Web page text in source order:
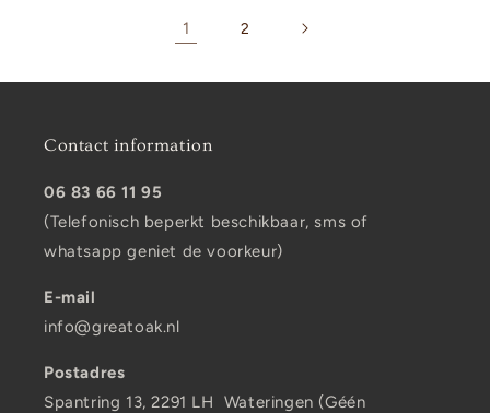
1 2
Contact information
06 83 66 11 95
(Telefonisch beperkt beschikbaar, sms of
whatsapp geniet de voorkeur)
E-mail
info@greatoak.nl
Postadres
Spantring 13, 2291 LH Wateringen (Géén